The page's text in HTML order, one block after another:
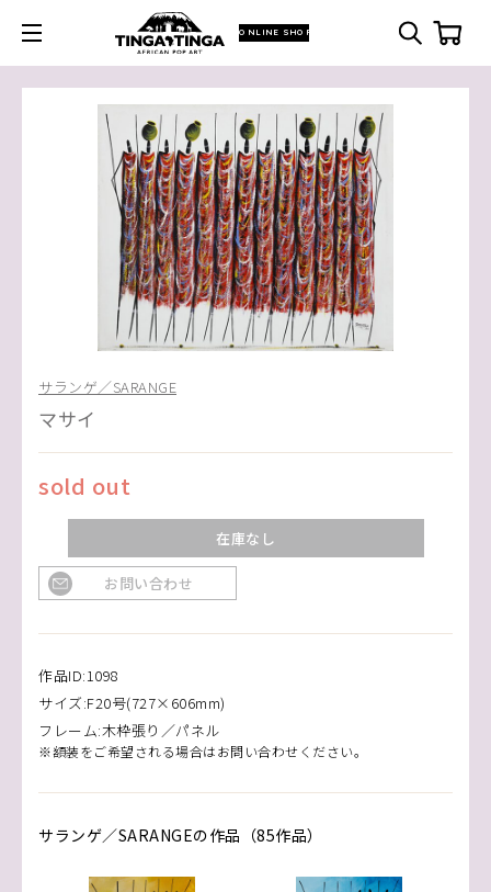
ONLINE SHOP
サランゲ／SARANGE
マサイ
sold out
在庫なし
お問い合わせ
作品ID:1098
サイズ:F20号(727×606mm)
フレーム:木枠張り／パネル
※額装をご希望される場合はお問い合わせください。
サランゲ／SARANGEの作品（85作品）